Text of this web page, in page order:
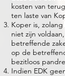
kosten van
ten laste van
Koper is,
niet zijn
betreffende
op de
bezitloos
Indien EDK